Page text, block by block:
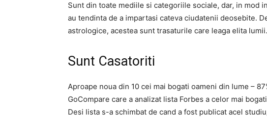
Sunt din toate mediile si categoriile sociale, dar, in mod
au tendinta de a impartasi cateva ciudatenii deosebite.
astrologice, acestea sunt trasaturile care leaga elita lumii.
Sunt Casatoriti
Aproape noua din 10 cei mai bogati oameni din lume –
GoCompare care a analizat lista Forbes a celor mai
Desi lista s-a schimbat de cand a fost publicat acel